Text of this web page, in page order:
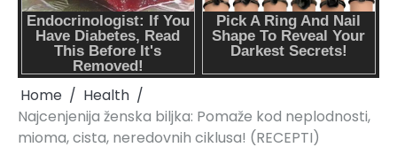
Home
Health
Najcenjenija ženska biljka: Pomaže kod neplodnosti,
mioma, cista, neredovnih ciklusa! (RECEPTI)